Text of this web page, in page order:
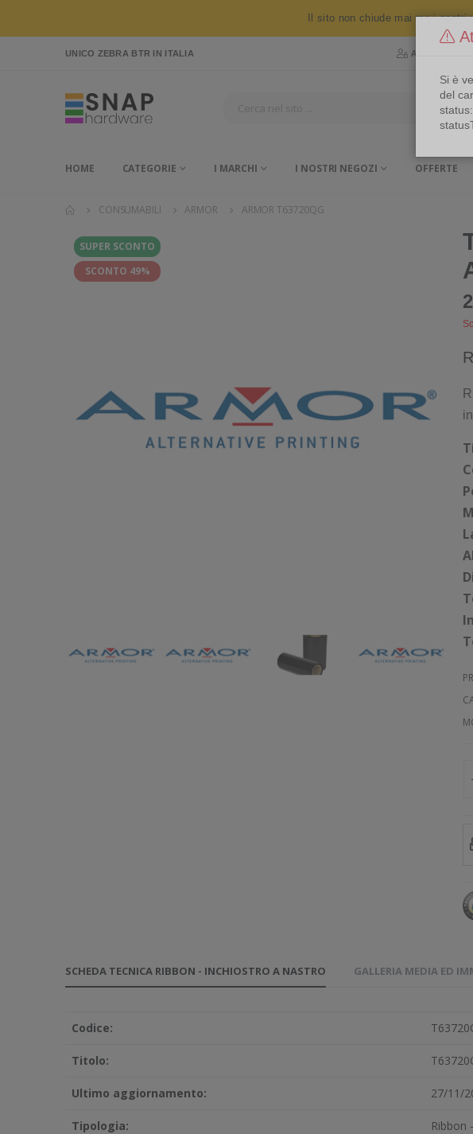
Il sito non chiude mai ma i
UNICO ZEBRA BTR IN ITALIA Area Riservata
HOME CATEGORIE I MARCHI I NOSTRI NEGOZI OFFERTE
CONSUMABILI ARMOR ARMOR T63720QG
SUPER SCONTO
SCONTO 49%
SCHEDA TECNICA RIBBON - INCHIOSTRO A NASTRO GALLERIA MEDIA ED
Codice:
Titolo:
Ultimo aggiornamento: 27/11/
Tipologia: Ribbon
Si è
del
status: